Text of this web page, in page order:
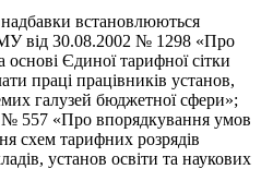
встановлюються
від 30.08.2002 № 1298 «Про
основі Єдиної тарифної сітки
праці працівників установ,
галузей бюджетної сфери»;
557 «Про впорядкування умов
схем тарифних розрядів
установ освіти та наукових